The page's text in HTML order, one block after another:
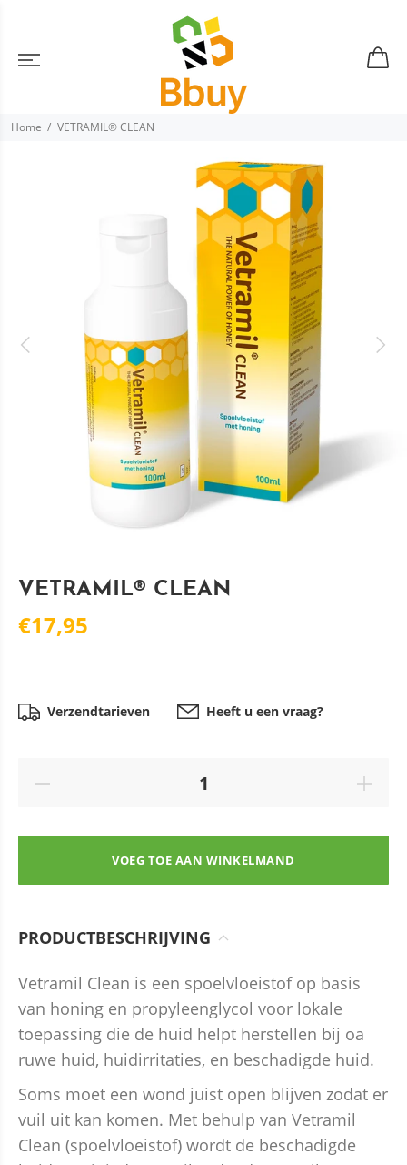
Home VETRAMIL® CLEAN
VETRAMIL® CLEAN
€17,95
Verzendtarieven Heeft u een vraag?
VOEG TOE AAN WINKELMAND
PRODUCTBESCHRIJVING
Vetramil Clean is een spoelvloeistof op basis
van honing en propyleenglycol voor lokale
toepassing die de huid helpt herstellen bij oa
ruwe huid, huidirritaties, en beschadigde huid.
Soms moet een wond juist open blijven zodat er
vuil uit kan komen. Met behulp van Vetramil
Clean (spoelvloeistof) wordt de beschadigde